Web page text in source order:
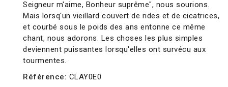
Seigneur m'aime, Bonheur suprême", nous sourions.
Mais lorsq'un vieillard couvert de rides et de cicatrices,
et courbé sous le poids des ans entonne ce même
chant, nous adorons. Les choses les plus simples
deviennent puissantes lorsqu'elles ont survécu aux
tourmentes.
Référence: CLAY0E0